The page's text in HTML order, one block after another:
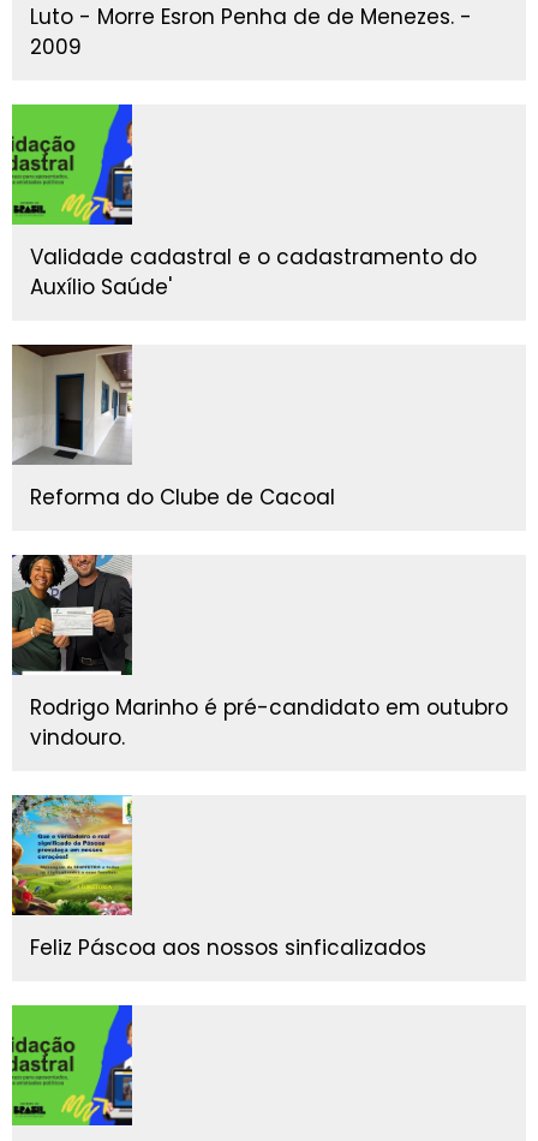
Luto - Morre Esron Penha de de Menezes. -
2009
Validade cadastral e o cadastramento do
Auxílio Saúde'
Reforma do Clube de Cacoal
Rodrigo Marinho é pré-candidato em outubro
vindouro.
Feliz Páscoa aos nossos sinficalizados